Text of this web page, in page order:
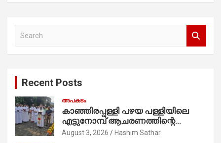
Recent Posts
അപകടം
കാഞ്ഞിരപ്പള്ളി പഴയ പള്ളിയിലെ
എട്ടുനോമ്പ് ആചരണത്തിന്റെ
ഭാഗമായുള്ള പന്തലിന്റെ കാൽനാട്ട്
August 3, 2026 Hashim Sathar